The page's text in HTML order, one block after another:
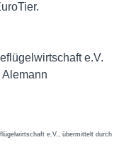
e.V.
e.V., übermittelt durch